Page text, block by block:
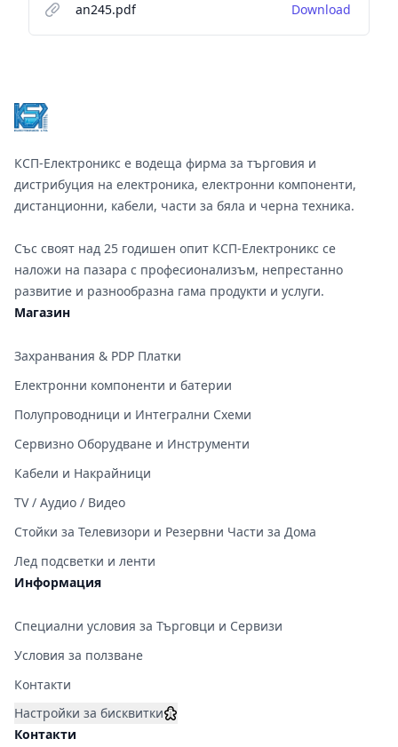
an245.pdf Download
КСП-Електроникс е водеща фирма за търговия и
дистрибуция на електроника, електронни компоненти,
дистанционни, кабели, части за бяла и черна техника.
Със своят над 25 годишен опит КСП-Електроникс се
наложи на пазара с професионализъм, непрестанно
развитие и разнообразна гама продукти и услуги.
Магазин
Захранвания & PDP Платки
Електронни компоненти и батерии
Полупроводници и Интегрални Схеми
Сервизно Оборудване и Инструменти
Кабели и Накрайници
TV / Аудио / Видео
Стойки за Телевизори и Резервни Части за Дома
Лед подсветки и ленти
Информация
Специални условия за Търговци и Сервизи
Условия за ползване
Контакти
Настройки за бисквитки
Контакти